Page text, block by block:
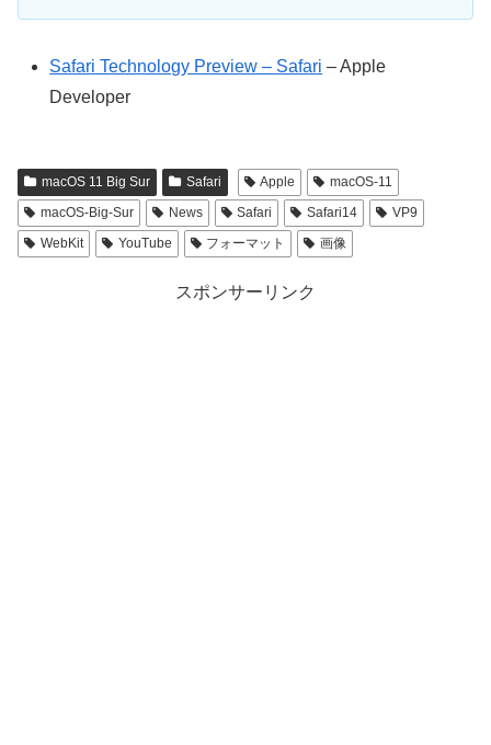
Safari Technology Preview – Safari – Apple
Developer
macOS 11 Big Sur Safari Apple
macOS-11
macOS-Big-Sur
News Safari Safari14
VP9
WebKit
YouTube フォーマット 画像
スポンサーリンク